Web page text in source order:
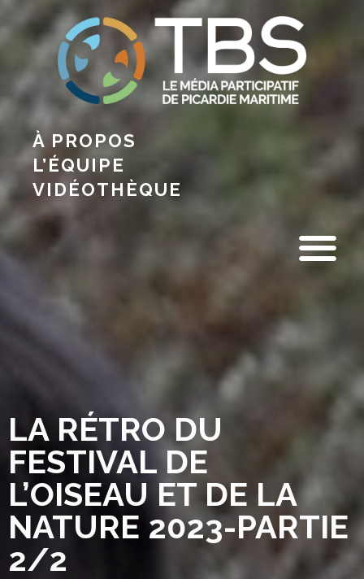
À PROPOS
L’ÉQUIPE
VIDÉOTHÈQUE
LA RÉTRO DU
FESTIVAL DE
L’OISEAU ET DE LA
NATURE 2023-PARTIE
2/2